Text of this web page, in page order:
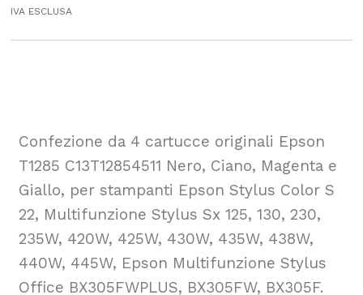
IVA ESCLUSA
Confezione da 4 cartucce originali Epson
T1285 C13T12854511 Nero, Ciano, Magenta e
Giallo, per stampanti Epson Stylus Color S
22, Multifunzione Stylus Sx 125, 130, 230,
235W, 420W, 425W, 430W, 435W, 438W,
440W, 445W, Epson Multifunzione Stylus
Office BX305FWPLUS, BX305FW, BX305F.